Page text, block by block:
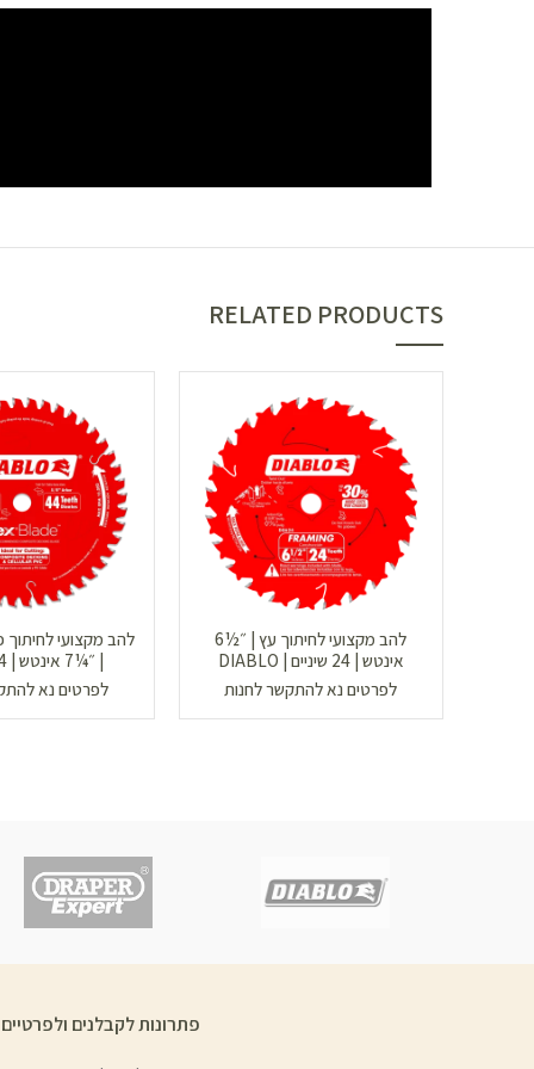
RELATED PRODUCTS
להב מקצועי לחיתוך עץ | ״½6
אינטש | 24 שיניים | DIABLO
לפרטים נא להתקשר לחנות
להב מקצועי
לפרטים נא
פתרונות לקבלנים ולפרטיים